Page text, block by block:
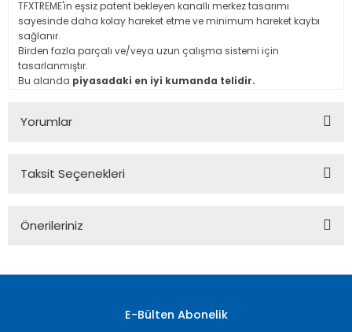
TFXTREME'in eşsiz patent bekleyen kanallı merkez tasarımı
sayesinde daha kolay hareket etme ve minimum hareket kaybı
sağlanır.
Birden fazla parçalı ve/veya uzun çalışma sistemi için
tasarlanmıştır.
Bu alanda piyasadaki en iyi kumanda telidir.
Yorumlar
Taksit Seçenekleri
Önerileriniz
Görüş ve önerileriniz için teşekkür ederiz.
E-Bülten Abonelik